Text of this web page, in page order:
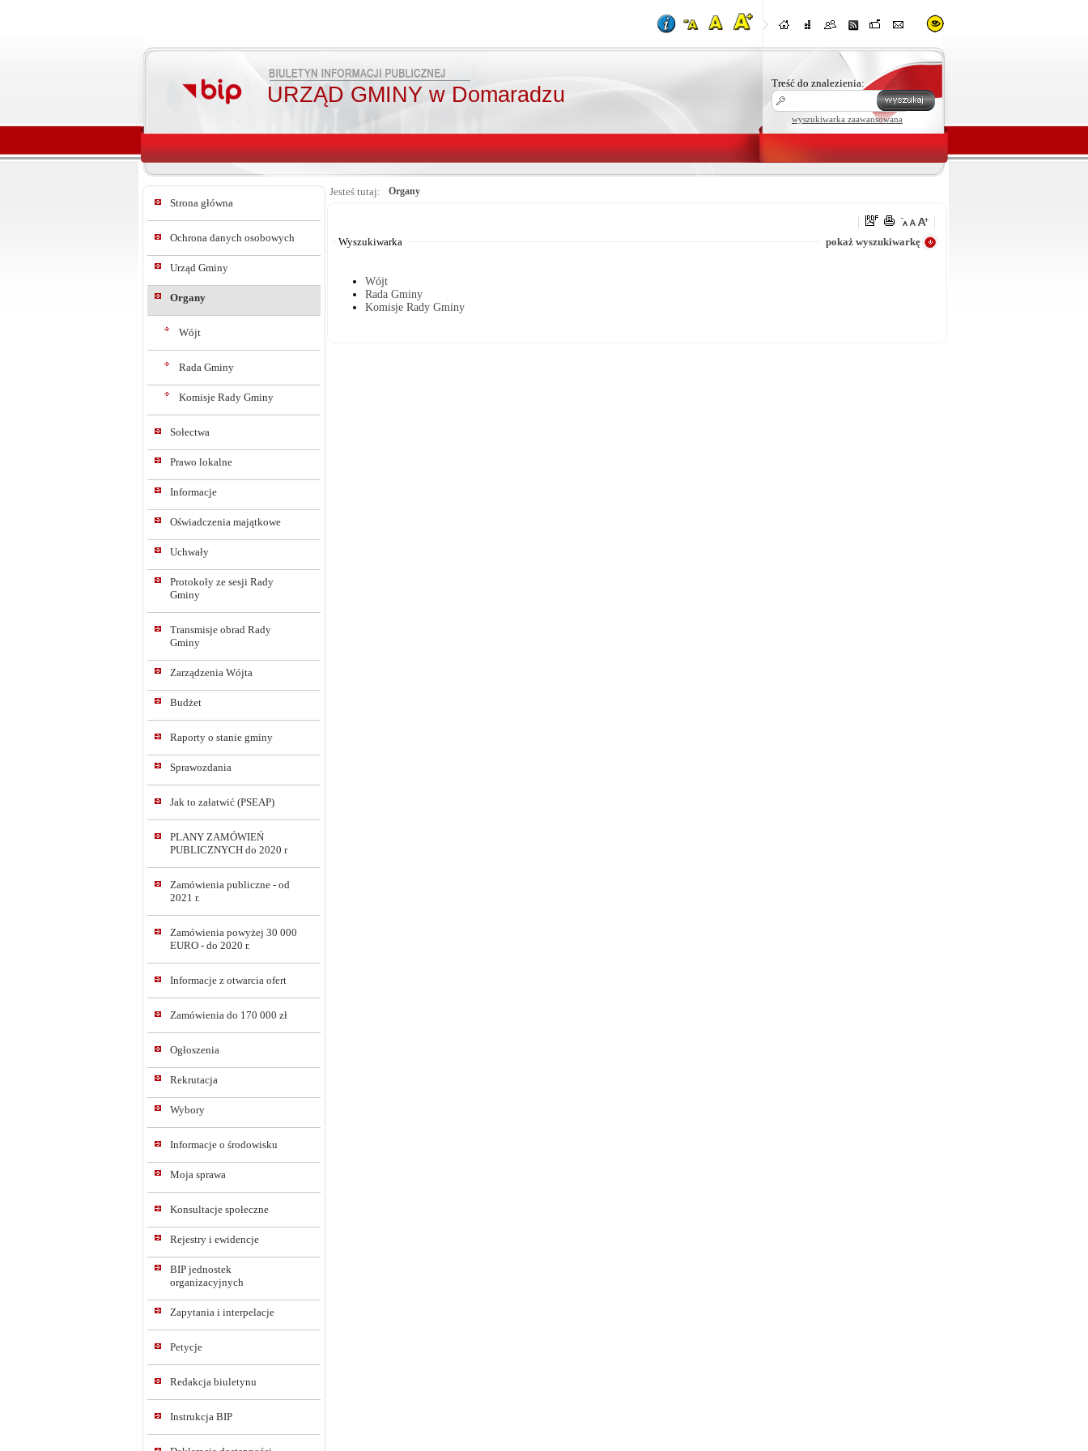
URZĄD GMINY w Domaradzu Treść do znalezienia:
wyszukiwarka zaawansowana
Strona główna
Ochrona danych osobowych
Urząd Gminy
Organy
Wójt
Rada Gminy
Komisje Rady Gminy
Sołectwa
Prawo lokalne
Informacje
Oświadczenia majątkowe
Uchwały
Protokoły ze sesji Rady
Gminy
Transmisje obrad Rady
Gminy
Zarządzenia Wójta
Budżet
Raporty o stanie gminy
Sprawozdania
Jak to załatwić (PSEAP)
PLANY ZAMÓWIEŃ
PUBLICZNYCH do 2020 r
Zamówienia publiczne - od
2021 r.
Zamówienia powyżej 30 000
EURO - do 2020 r.
Informacje z otwarcia ofert
Zamówienia do 170 000 zł
Ogłoszenia
Rekrutacja
Wybory
Informacje o środowisku
Moja sprawa
Konsultacje społeczne
Rejestry i ewidencje
BIP jednostek
organizacyjnych
Zapytania i interpelacje
Petycje
Redakcja biuletynu
Instrukcja BIP
Jesteś tutaj: Organy
Wyszukiwarka pokaż wyszukiwarkę
Wójt
Rada Gminy
Komisje Rady Gminy